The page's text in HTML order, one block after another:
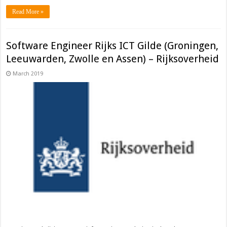
Read More »
Software Engineer Rijks ICT Gilde (Groningen,
Leeuwarden, Zwolle en Assen) – Rijksoverheid
March 2019